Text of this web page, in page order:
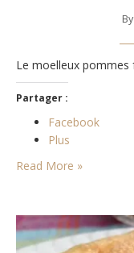
By
Le moelleux pommes
Partager :
Facebook
Plus
Read More »